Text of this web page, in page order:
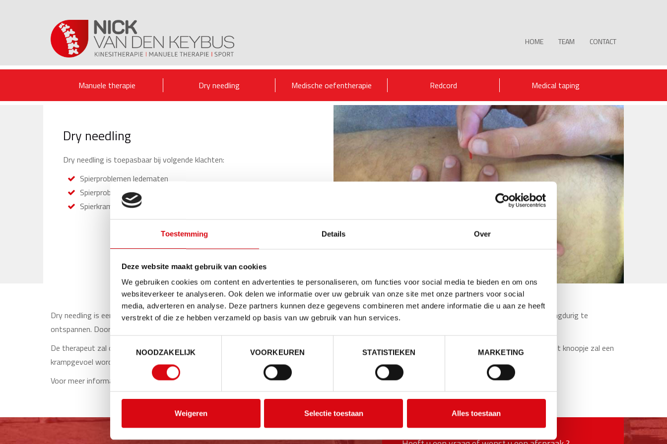
Toestemming Details Over
Deze website maakt gebruik van cookies
We gebruiken cookies om content en advertenties te personaliseren, om functies voor social media te bieden en om ons
websiteverkeer te analyseren. Ook delen we informatie over uw gebruik van onze site met onze partners voor social
media, adverteren en analyse. Deze partners kunnen deze gegevens combineren met andere informatie die u aan ze heeft
verstrekt of die ze hebben verzameld op basis van uw gebruik van hun services.
NOODZAKELIJK
VOORKEUREN STATISTIEKEN MARKETING
Weigeren Selectie toestaan Alles toestaan
HOME TEAM CONTACT
Manuele therapie Dry needling Medische oefentherapie Redcord Medical taping
Dry needling
Dry needling is toepasbaar bij volgende klachten:
Spierproblemen ledematen
Spierproblemen rug en nek
Spierkrampen
Dry needling is een therapie die de laatste jaren zeer sterk in opmars is in binnen de kinesitherapie. Het is een snelle en efficiënte manier om een spier langdurig te
ontspannen. Door spierknoopjes in spieren aan te prikken met een zeer dunnen naald zal de spier ontspannen en de functie van de spier verbeteren.
De therapeut zal op basis van het vraaggesprek en het onderzoek bepalen welke spierknoopjes voor de klachten kunnen zorgen. Bij het aanprikken van dit knoopje zal een
krampgevoel worden waargenomen die snel verdwijnt. Daarna ontspant de spier langdurig en herstelt de functie (kracht en soepelheid).
Voor meer informatie kan u steeds terecht op
www.dryneedling.nl